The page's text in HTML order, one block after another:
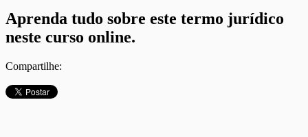
Aprenda tudo sobre este termo jurídico
neste curso online.
Compartilhe: